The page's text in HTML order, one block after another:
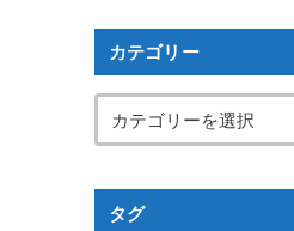
カテゴリー
タグ